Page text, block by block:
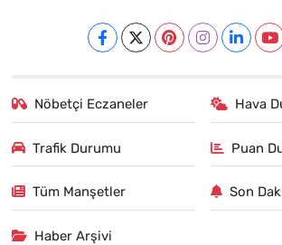
Nöbetçi Eczaneler Hava
Trafik Durumu Puan
Tüm Manşetler Son
Haber Arşivi